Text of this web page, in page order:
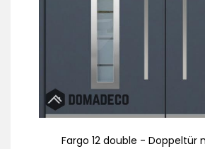
Fargo 12 double - Doppeltür